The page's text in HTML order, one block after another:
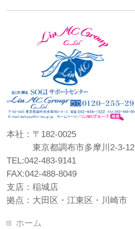
本社：〒182-0025
東京都調布市多摩川2-3-12
TEL:042-483-9141
FAX:042-488-8049
支店：稲城店
拠点：大田区・江東区・川崎市
ホーム